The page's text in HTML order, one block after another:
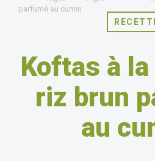
parfumé au cumin
Koftas à
riz brun
au